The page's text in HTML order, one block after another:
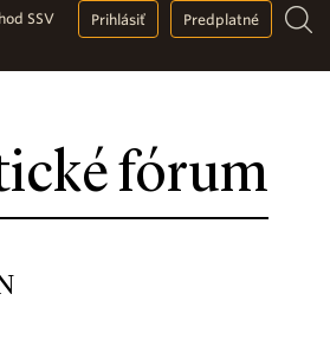
fórum
SSV Prihlásiť Predplatné